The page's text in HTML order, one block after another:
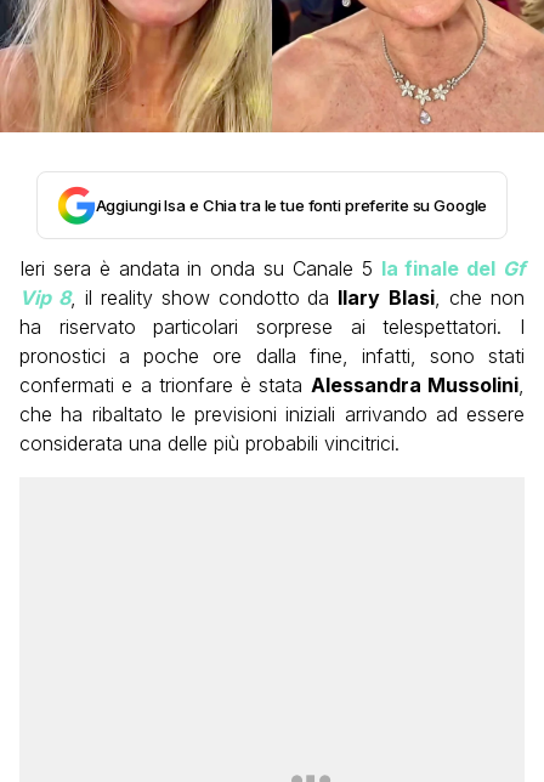
Aggiungi Isa e Chia tra le tue fonti preferite su Google
Ieri sera è andata in onda su Canale 5 la finale del Gf
Vip 8, il reality show condotto da Ilary Blasi , che non
ha riservato particolari sorprese ai telespettatori. I
pronostici a poche ore dalla fine, infatti, sono stati
confermati e a trionfare è stata Alessandra Mussolini
che ha ribaltato le previsioni iniziali arrivando ad essere
considerata una delle più probabili vincitrici.